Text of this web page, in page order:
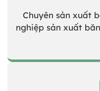
Chuyên sản xuất
nghiệp sản xuất